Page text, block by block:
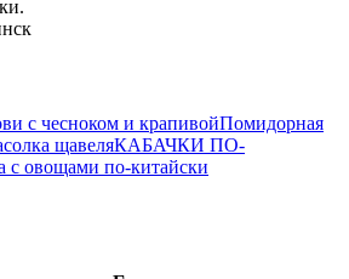
с чесноком и крапивойПомидорная
щавеляКАБАЧКИ ПО-
с овощами по-китайски